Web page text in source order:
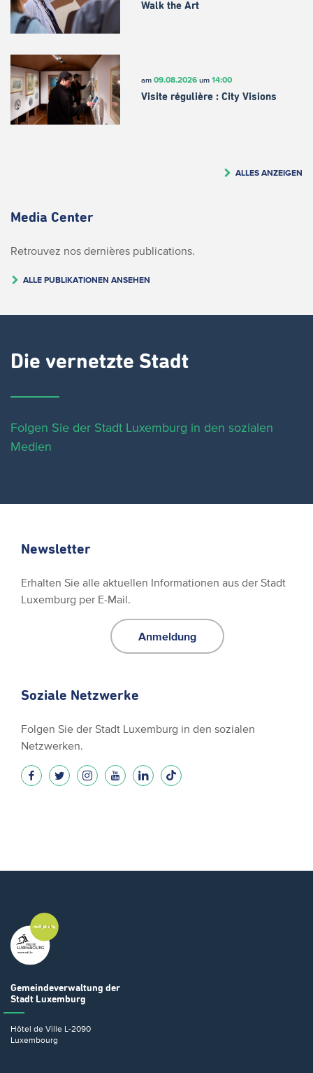
Walk the Art
am 09.08.2026um 14:00
Visite régulière : City Visions
ALLES ANZEIGEN
Media Center
Retrouvez nos dernières publications.
ALLE PUBLIKATIONEN ANSEHEN
Die vernetzte Stadt
Folgen Sie der Stadt Luxemburg in den sozialen
Medien
Newsletter
Erhalten Sie alle aktuellen Informationen aus der Stadt
Luxemburg per E-Mail.
Anmeldung
Soziale Netzwerke
Folgen Sie der Stadt Luxemburg in den sozialen
Netzwerken.
Gemeindeverwaltung der
Stadt Luxemburg
Hôtel de Ville L-2090
Luxembourg